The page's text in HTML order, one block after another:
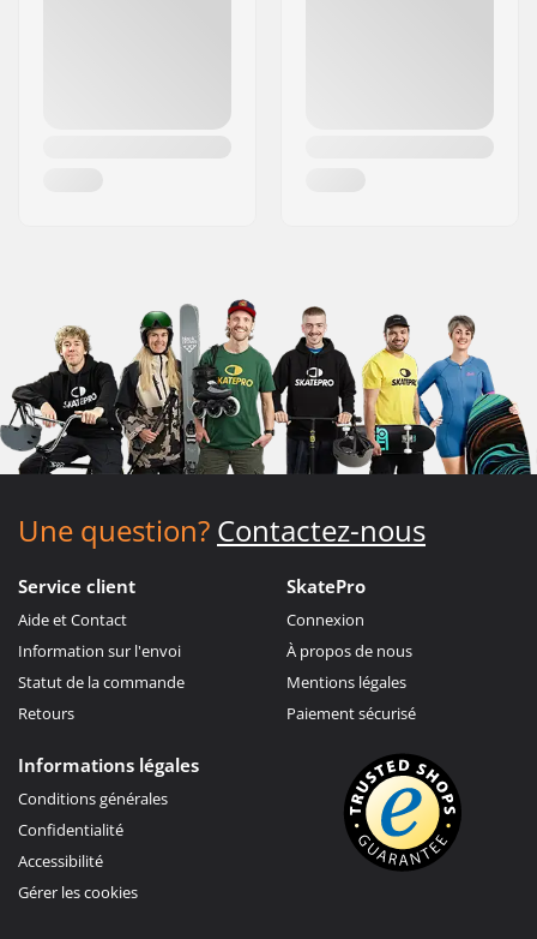
Une question? Contactez-nous
Service client
Aide et Contact
Information sur l'envoi
Statut de la commande
Retours
SkatePro
Connexion
À propos de nous
Mentions légales
Paiement sécurisé
Informations légales
Conditions générales
Confidentialité
Accessibilité
Gérer les cookies